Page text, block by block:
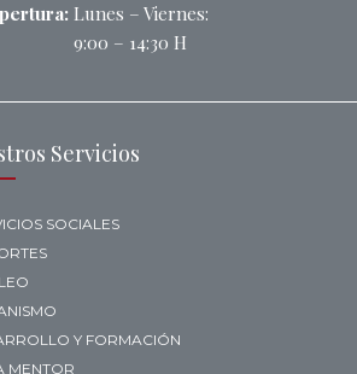
Lunes – Viernes:
9:00 – 14:30 H
Servicios
SOCIALES
Y FORMACIÓN
MENTOR